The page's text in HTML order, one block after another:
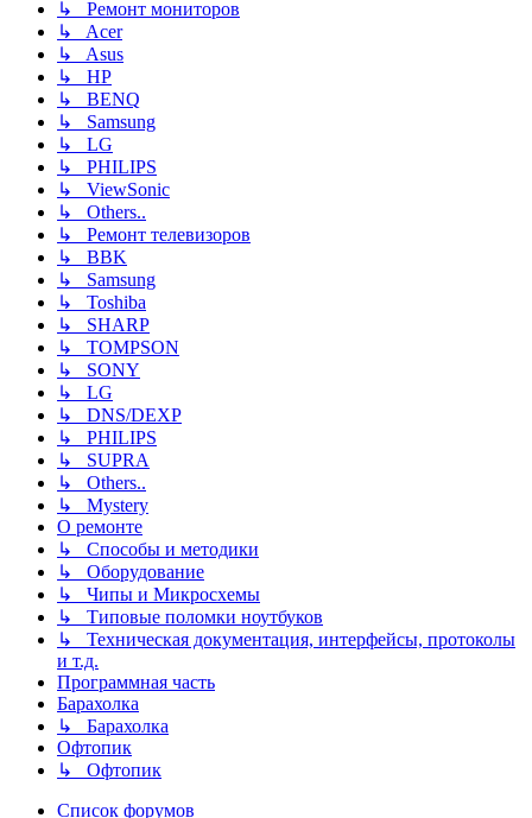
↳ Ремонт мониторов
↳ Acer
↳ Asus
↳ HP
↳ BENQ
↳ Samsung
↳ LG
↳ PHILIPS
↳ ViewSonic
↳ Others..
↳ Ремонт телевизоров
↳ BBK
↳ Samsung
↳ Toshiba
↳ SHARP
↳ TOMPSON
↳ SONY
↳ LG
↳ DNS/DEXP
↳ PHILIPS
↳ SUPRA
↳ Others..
↳ Mystery
О ремонте
↳ Способы и методики
↳ Оборудование
↳ Чипы и Микросхемы
↳ Типовые поломки ноутбуков
↳ Техническая документация, интерфейсы, протоколы
и т.д.
Программная часть
Барахолка
↳ Барахолка
Офтопик
↳ Офтопик
Список форумов